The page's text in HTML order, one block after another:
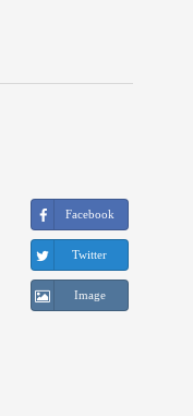
Facebook
Twitter
Image